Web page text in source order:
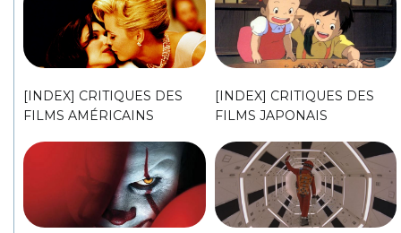
[INDEX] CRITIQUES DES
FILMS AMÉRICAINS
[INDEX] CRITIQUES DES
FILMS JAPONAIS